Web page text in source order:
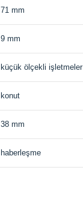
71 mm
9 mm
küçük ölçekli işletmeler
konut
38 mm
haberleşme